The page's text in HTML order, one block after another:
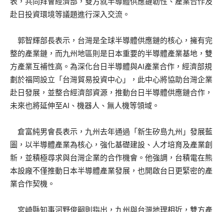
赴日投資環境等議題進行深入交流。
郭智輝部長表示，台灣是全球半導體供應鏈的核心，擁有完
整的產業鏈，而九州地區則是日本重要的半導體產業基地，雙
方產業互補性高。為深化台日半導體與AI產業合作，經濟部規
劃於福岡設立「台灣貿易投資中心」，此中心將協助台灣企業
赴日發展，並整合經濟部資源，推動台日半導體供應鏈合作，
未來也將延伸至AI、機器人、無人機等領域。
倉富純男會長表示，九州去年通過「新生矽島九州」發展藍
圖，以半導體產業為核心，強化基礎建設、人才培育及產業創
新，並積極尋求與台灣企業的合作機會。他強調，台積電在熊
本設廠不僅推動日本半導體產業發展，也開啟台日更緊密的產
業合作契機。
宮崎縣知事河野俊嗣則指出，九州與台灣地理相近，雙方產